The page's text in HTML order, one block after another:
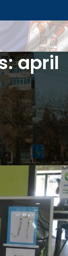
april
ЗА